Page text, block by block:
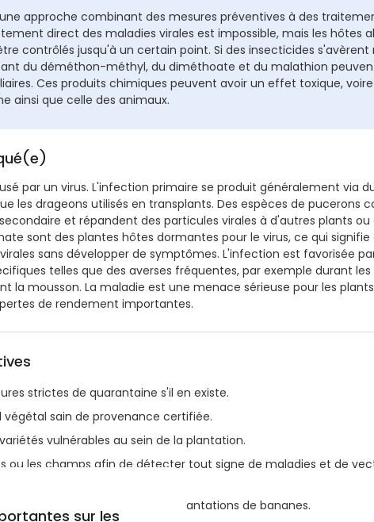
approche combinant des mesures préventives à des
direct des maladies virales est impossible, mais les hôtes
contrôlés jusqu'à un certain point. Si des insecticides s'avèrent
du déméthon-méthyl, du diméthoate et du malathion
Ces produits chimiques peuvent avoir un effet toxique,
ainsi que celle des animaux.
par un virus. L'infection primaire se produit généralement via
les drageons utilisés en transplants. Des espèces de pucerons
et répandent des particules virales à d'autres plants ou
sont des plantes hôtes dormantes pour le virus, ce qui signifie
sans développer de symptômes. L'infection est favorisée
telles que des averses fréquentes, par exemple durant
la mousson. La maladie est une menace sérieuse pour les
de rendement importantes.
strictes de quarantaine s'il en existe.
végétal sain de provenance certifiée.
vulnérables au sein de la plantation.
ou les champs afin de détecter tout signe de maladies et de
alternatifs à proximité des plantations de bananes.
sur les